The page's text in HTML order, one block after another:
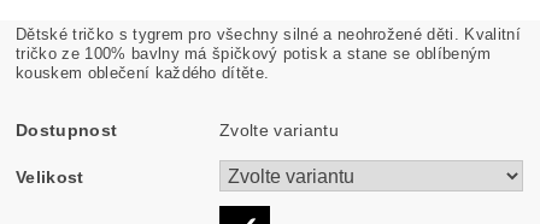
Dětské tričko s tygrem pro všechny silné a neohrožené děti. Kvalitní
tričko ze 100% bavlny má špičkový potisk a stane se oblíbeným
kouskem oblečení každého dítěte.
Dostupnost Zvolte variantu
Velikost